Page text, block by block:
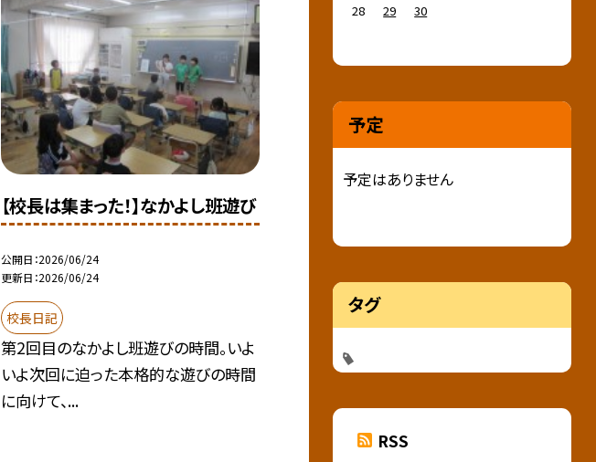
【校長は集まった！】なかよし班遊び
公開日 2026/06/24
更新日 2026/06/24
校長日記
第2回目のなかよし班遊びの時間。いよ
いよ次回に迫った本格的な遊びの時間
に向けて、...
28
29 30
予定
予定はありません
タグ
RSS